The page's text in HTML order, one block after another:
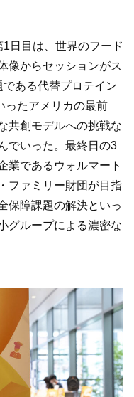
日目は、世界のフード
像からセッションがス
ある代替プロテイン
ったアメリカの最前
共創モデルへの挑戦な
でいった。最終日の3
業であるウォルマート
ファミリー財団が目指
保障課題の解決といっ
グループによる濃密な